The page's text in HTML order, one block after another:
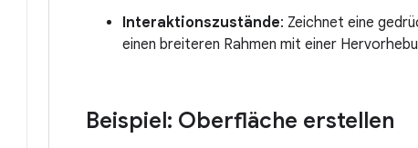
Interaktionszustände: Zeichnet eine
einen breiteren Rahmen mit einer
Beispiel: Oberfläche erstellen